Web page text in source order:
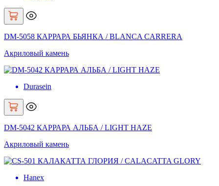
DM-5058 КАРРАРА БЬЯНКА / BLANCA CARRERA
Акриловый камень
Durasein
DM-5042 КАРРАРА АЛЬБА / LIGHT HAZE
Акриловый камень
Hanex